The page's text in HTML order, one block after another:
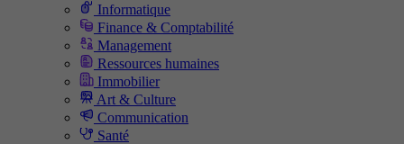
Informatique
Finance & Comptabilité
Management
Ressources humaines
Immobilier
Art & Culture
Communication
Santé